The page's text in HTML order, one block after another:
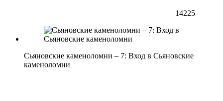
14225
Сьяновские каменоломни – 7: Вход в Сьяновские
каменоломни